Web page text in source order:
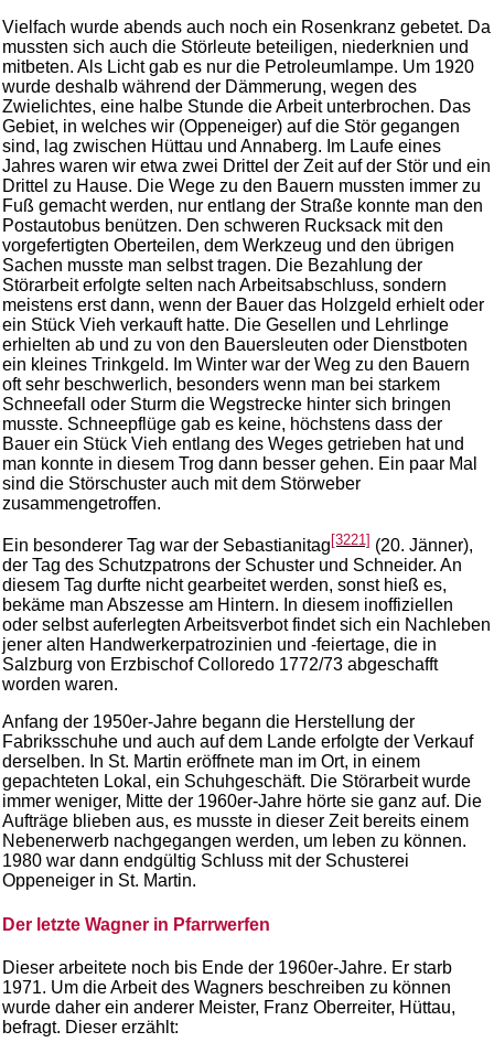
Vielfach wurde abends auch noch ein Rosenkranz gebetet. Da
mussten sich auch die Störleute beteiligen, niederknien und
mitbeten. Als Licht gab es nur die Petroleumlampe. Um 1920
wurde deshalb während der Dämmerung, wegen des
Zwielichtes, eine halbe Stunde die Arbeit unterbrochen. Das
Gebiet, in welches wir (Oppeneiger) auf die Stör gegangen
sind, lag zwischen Hüttau und Annaberg. Im Laufe eines
Jahres waren wir etwa zwei Drittel der Zeit auf der Stör und ein
Drittel zu Hause. Die Wege zu den Bauern mussten immer zu
Fuß gemacht werden, nur entlang der Straße konnte man den
Postautobus benützen. Den schweren Rucksack mit den
vorgefertigten Oberteilen, dem Werkzeug und den übrigen
Sachen musste man selbst tragen. Die Bezahlung der
Störarbeit erfolgte selten nach Arbeitsabschluss, sondern
meistens erst dann, wenn der Bauer das Holzgeld erhielt oder
ein Stück Vieh verkauft hatte. Die Gesellen und Lehrlinge
erhielten ab und zu von den Bauersleuten oder Dienstboten
ein kleines Trinkgeld. Im Winter war der Weg zu den Bauern
oft sehr beschwerlich, besonders wenn man bei starkem
Schneefall oder Sturm die Wegstrecke hinter sich bringen
musste. Schneepflüge gab es keine, höchstens dass der
Bauer ein Stück Vieh entlang des Weges getrieben hat und
man konnte in diesem Trog dann besser gehen. Ein paar Mal
sind die Störschuster auch mit dem Störweber
zusammengetroffen.
Ein besonderer Tag war der Sebastianitag [3221] (20. Jänner),
der Tag des Schutzpatrons der Schuster und Schneider. An
diesem Tag durfte nicht gearbeitet werden, sonst hieß es,
bekäme man Abszesse am Hintern. In diesem inoffiziellen
oder selbst auferlegten Arbeitsverbot findet sich ein Nachleben
jener alten Handwerkerpatrozinien und -feiertage, die in
Salzburg von Erzbischof Colloredo 1772/73 abgeschafft
worden waren.
Anfang der 1950er-Jahre begann die Herstellung der
Fabriksschuhe und auch auf dem Lande erfolgte der Verkauf
derselben. In St. Martin eröffnete man im Ort, in einem
gepachteten Lokal, ein Schuhgeschäft. Die Störarbeit wurde
immer weniger, Mitte der 1960er-Jahre hörte sie ganz auf. Die
Aufträge blieben aus, es musste in dieser Zeit bereits einem
Nebenerwerb nachgegangen werden, um leben zu können.
1980 war dann endgültig Schluss mit der Schusterei
Oppeneiger in St. Martin.
Der letzte Wagner in Pfarrwerfen
Dieser arbeitete noch bis Ende der 1960er-Jahre. Er starb
1971. Um die Arbeit des Wagners beschreiben zu können
wurde daher ein anderer Meister, Franz Oberreiter, Hüttau,
befragt. Dieser erzählt: